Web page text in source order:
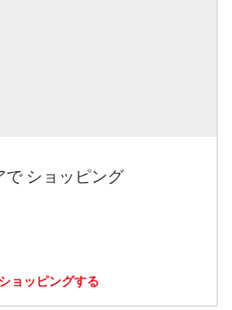
で ショッピング
ョッピングする